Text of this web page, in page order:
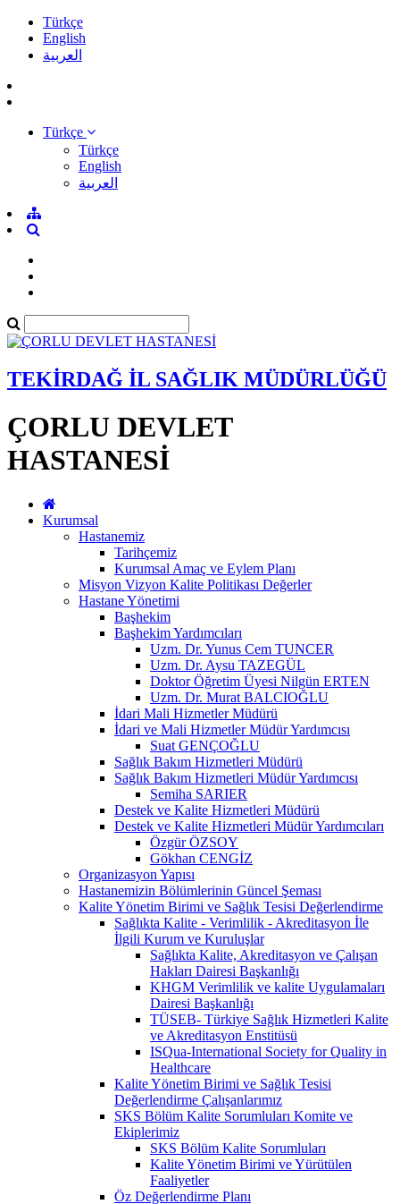
Türkçe
English
العربية
Türkçe
Türkçe
English
العربية
TEKİRDAĞ İL SAĞLIK MÜDÜRLÜĞÜ
ÇORLU DEVLET
HASTANESİ
Kurumsal
Hastanemiz
Tarihçemiz
Kurumsal Amaç ve Eylem Planı
Misyon Vizyon Kalite Politikası Değerler
Hastane Yönetimi
Başhekim
Başhekim Yardımcıları
Uzm. Dr. Yunus Cem TUNCER
Uzm. Dr. Aysu TAZEGÜL
Doktor Öğretim Üyesi Nilgün ERTEN
Uzm. Dr. Murat BALCIOĞLU
İdari Mali Hizmetler Müdürü
İdari ve Mali Hizmetler Müdür Yardımcısı
Suat GENÇOĞLU
Sağlık Bakım Hizmetleri Müdürü
Sağlık Bakım Hizmetleri Müdür Yardımcısı
Semiha SARIER
Destek ve Kalite Hizmetleri Müdürü
Destek ve Kalite Hizmetleri Müdür Yardımcıları
Özgür ÖZSOY
Gökhan CENGİZ
Organizasyon Yapısı
Hastanemizin Bölümlerinin Güncel Şeması
Kalite Yönetim Birimi ve Sağlık Tesisi Değerlendirme
Sağlıkta Kalite - Verimlilik - Akreditasyon İle
İlgili Kurum ve Kuruluşlar
Sağlıkta Kalite, Akreditasyon ve Çalışan
Hakları Dairesi Başkanlığı
KHGM Verimlilik ve kalite Uygulamaları
Dairesi Başkanlığı
TÜSEB- Türkiye Sağlık Hizmetleri Kalite
ve Akreditasyon Enstitüsü
ISQua-International Society for Quality in
Healthcare
Kalite Yönetim Birimi ve Sağlık Tesisi
Değerlendirme Çalışanlarımız
SKS Bölüm Kalite Sorumluları Komite ve
Ekiplerimiz
SKS Bölüm Kalite Sorumluları
Kalite Yönetim Birimi ve Yürütülen
Faaliyetler
Öz Değerlendirme Planı